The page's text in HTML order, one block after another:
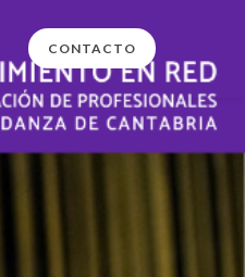
CONTACTO